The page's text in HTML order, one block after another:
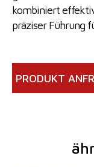
kombiniert
präziser Führung
PRODUKT